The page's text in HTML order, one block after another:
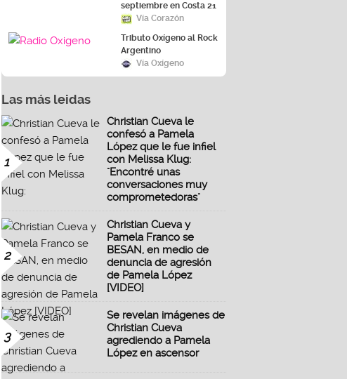
septiembre en Costa 21
Vía Corazón
Tributo Oxígeno al Rock
Argentino
Vía Oxígeno
Las más leidas
1
Christian Cueva le
confesó a Pamela
López que le fue infiel
con Melissa Klug:
"Encontré unas
conversaciones muy
comprometedoras"
2
Christian Cueva y
Pamela Franco se
BESAN, en medio de
denuncia de agresión
de Pamela López
[VIDEO]
3
Se revelan imágenes de
Christian Cueva
agrediendo a Pamela
López en ascensor